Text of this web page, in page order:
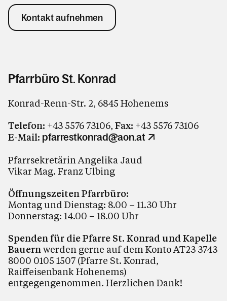
Kontakt aufnehmen
Pfarrbüro St. Konrad
Konrad-Renn-Str. 2, 6845 Hohenems
Telefon: +43 5576 73106, Fax: +43 5576 73106
E-Mail: pfarrestkonrad@aon.at
Pfarrsekretärin Angelika Jaud
Vikar Mag. Franz Ulbing
Öffnungszeiten Pfarrbüro:
Montag und Dienstag: 8.00 – 11.30 Uhr
Donnerstag: 14.00 – 18.00 Uhr
Spenden für die Pfarre St. Konrad und Kapelle
Bauernwerden gerne auf dem Konto AT23 3743
8000 0105 1507 (Pfarre St. Konrad,
Raiffeisenbank Hohenems)
entgegengenommen. Herzlichen Dank!